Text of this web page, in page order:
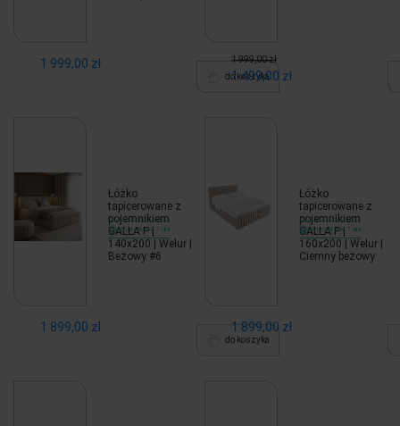
1 999,00 zł
do koszyka
1 499,00 zł
1 999,00 zł
Łóżko
tapicerowane z
pojemnikiem
GALLA P |
140x200 | Welur |
Beżowy #6
Wysyłka w 7 dni
1 899,00 zł
do koszyka
Łóżko
tapicerowane z
pojemnikiem
GALLA P |
160x200 | Welur |
Ciemny beżowy
Wysyłka w 7 dni
1 899,00 zł